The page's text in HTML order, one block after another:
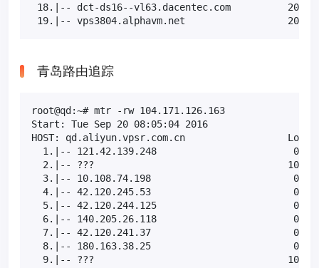
18.|-- dct-ds16--vl63.dacentec.com
19.|-- vps3804.alphavm.net                  20.0%
青岛路由追踪
root@qd:~# mtr -rw 104.171.126.163
Start: Tue Sep 20 08:05:04 2016
HOST: qd.aliyun.vpsr.com.cn
1.|-- 121.42.139.248
2.|-- ???
3.|-- 10.108.74.198
4.|-- 42.120.245.53
5.|-- 42.120.244.125
6.|-- 140.205.26.118
7.|-- 42.120.241.37
8.|-- 180.163.38.25
9.|-- ???